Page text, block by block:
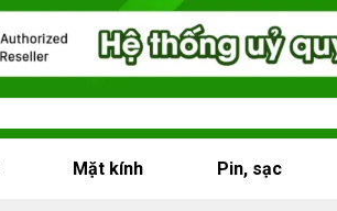
Mặt kính Pin, sạc